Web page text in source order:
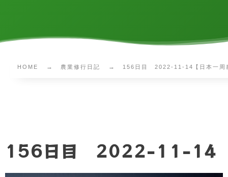
HOME 農業修行日記 156日目 2022-11-14【日本一周
156日目 2022-11-14